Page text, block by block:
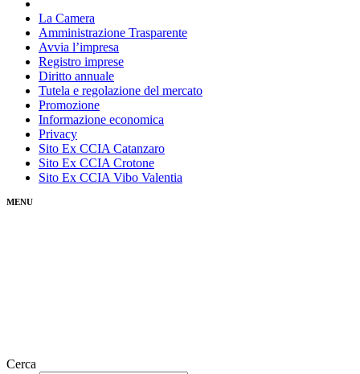
La Camera
Amministrazione Trasparente
Avvia l’impresa
Registro imprese
Diritto annuale
Tutela e regolazione del mercato
Promozione
Informazione economica
Privacy
Sito Ex CCIA Catanzaro
Sito Ex CCIA Crotone
Sito Ex CCIA Vibo Valentia
MENU
Cerca